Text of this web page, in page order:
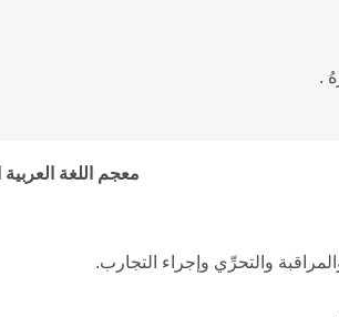
.
معجم اللغة
والتحرِّي وإجراء التجارب.